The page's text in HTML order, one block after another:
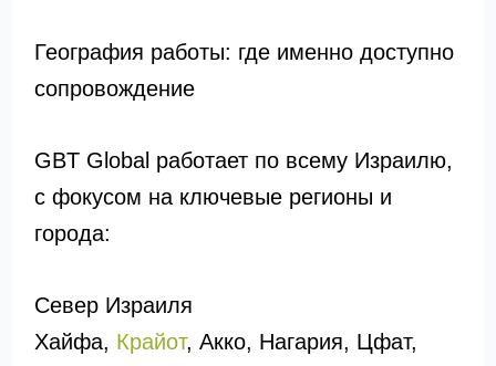
География работы: где именно доступно
сопровождение
GBT Global работает по всему Израилю,
с фокусом на ключевые регионы и
города:
Север Израиля
Хайфа, Крайот, Акко, Нагария, Цфат,